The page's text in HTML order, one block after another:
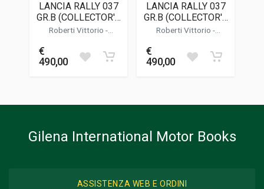
DATA DI STAMPA
08/2024
45,5 x 30 x 12 cm
GENERE O COLLANA
LANCIA RALLY 037
GR.B (COLLECTOR'S
EDITION) - EVO1
Roberti Vittorio -
€
490,00
LANCIA RALLY 037
GR.B (COLLECTOR'S
EDITION) - EVO2
Roberti Vittorio -
€
490,00
Gilena International Motor Books
ASSISTENZA WEB E ORDINI